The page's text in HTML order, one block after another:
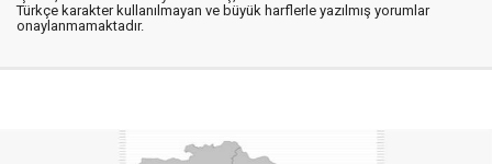
Türkçe karakter kullanılmayan ve büyük harflerle yazılmış yorumlar
onaylanmamaktadır.